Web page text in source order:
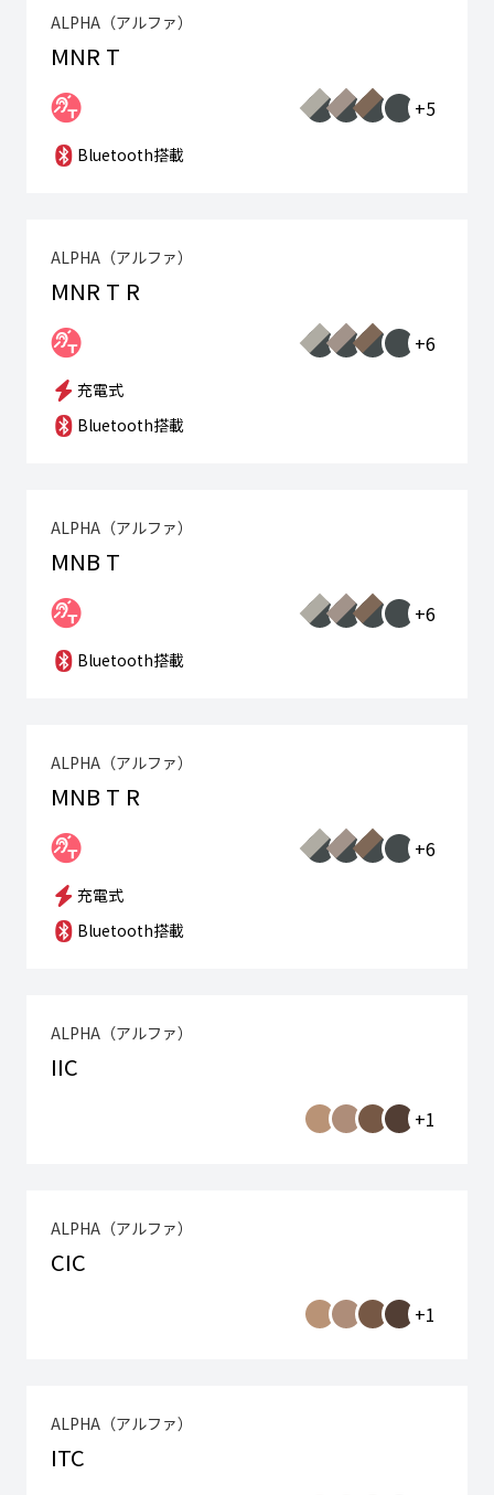
ALPHA（アルファ）
MNR T
+5
Bluetooth搭載
ALPHA（アルファ）
MNR T R
+6
充電式
Bluetooth搭載
ALPHA（アルファ）
MNB T
+6
Bluetooth搭載
ALPHA（アルファ）
MNB T R
+6
充電式
Bluetooth搭載
ALPHA（アルファ）
IIC
+1
ALPHA（アルファ）
CIC
+1
ALPHA（アルファ）
ITC